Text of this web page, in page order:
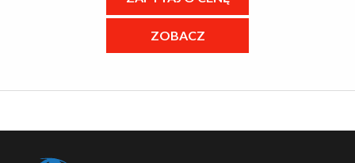
ZOBACZ